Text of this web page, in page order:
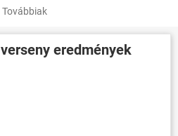
Továbbiak
verseny eredmények